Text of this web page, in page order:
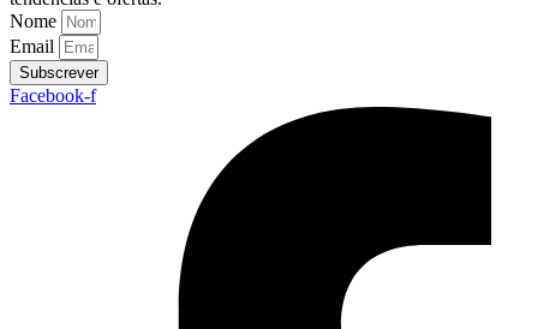
Nome
Email
Subscrever
Facebook-f